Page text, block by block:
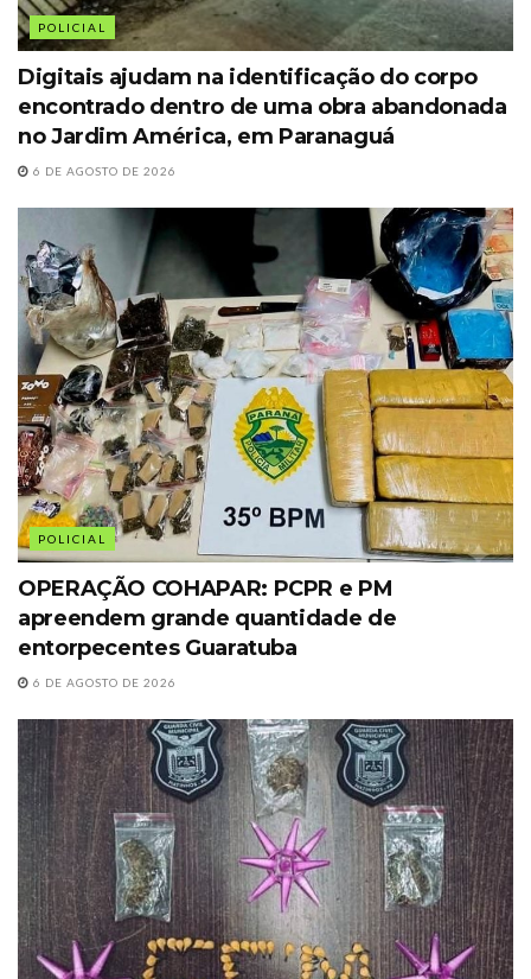
POLICIAL
Digitais ajudam na identificação do corpo
encontrado dentro de uma obra abandonada
no Jardim América, em Paranaguá
6 DE AGOSTO DE 2026
POLICIAL
OPERAÇÃO COHAPAR: PCPR e PM
apreendem grande quantidade de
entorpecentes Guaratuba
6 DE AGOSTO DE 2026